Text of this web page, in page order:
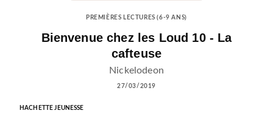
PREMIÈRES LECTURES (6-9 ANS)
Bienvenue chez les Loud 10 - La
cafteuse
Nickelodeon
27/03/2019
HACHETTE JEUNESSE